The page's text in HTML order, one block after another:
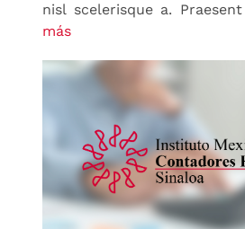
nisl scelerisque a.
más